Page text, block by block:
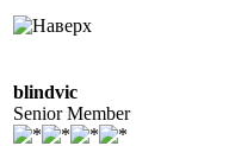
blindvic
Senior Member